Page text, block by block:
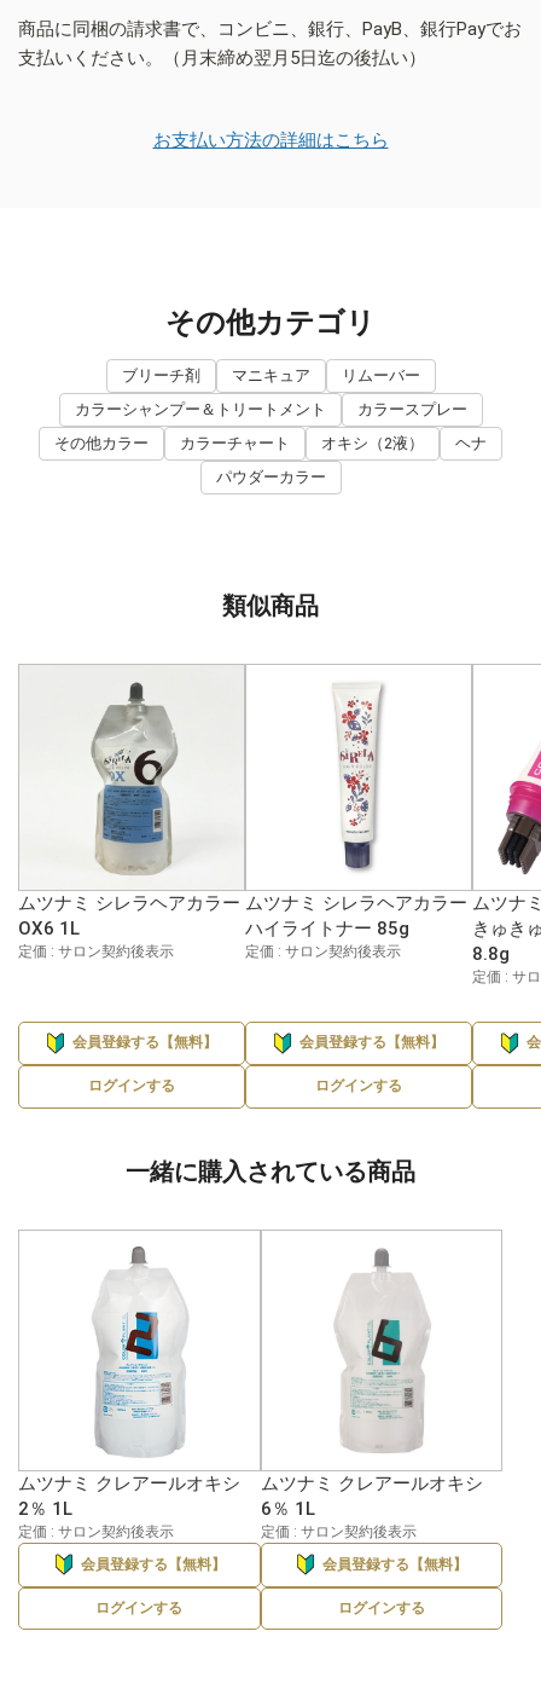
商品に同梱の請求書で、コンビニ、銀行、PayB、銀行Payでお
支払いください。（月末締め翌月5日迄の後払い）
お支払い方法の詳細はこちら
その他カテゴリ
ブリーチ剤 マニキュア
リムーバー
カラーシャンプー＆トリートメント
カラースプレー
その他カラー
カラーチャート オキシ（2液）
ヘナ
パウダーカラー
類似商品
ムツナミ シレラヘアカラー
OX6 1L
定価 : サロン契約後表示
会員登録する【無料】
ログインする
ムツナミ シレラヘアカラー
ハイライトナー 85g
定価 : サロン契約後表示
会員登録する【無料】
ログインする
ムツナ
きゅき
8.8g
定価 : サ
一緒に購入されている商品
ムツナミ クレアールオキシ
2％ 1L
定価 : サロン契約後表示
会員登録する【無料】
ログインする
ムツナミ クレアールオキシ
6％ 1L
定価 : サロン契約後表示
会員登録する【無料】
ログインする